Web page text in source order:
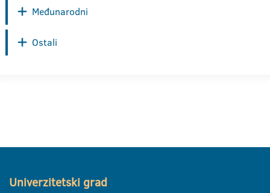
Međunarodni
Ostali
Univerzitetski grad